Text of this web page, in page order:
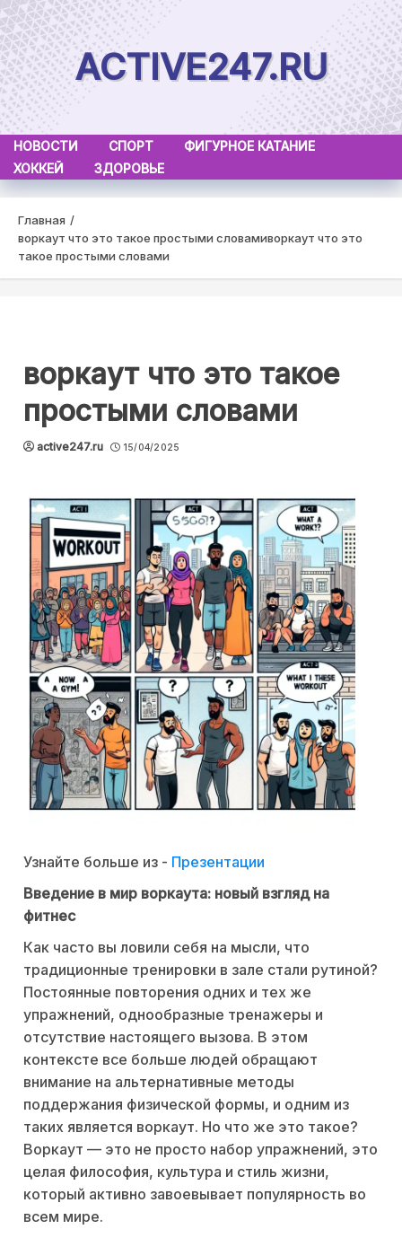
Skip
to
content
ACTIVE247.RU
НОВОСТИ СПОРТ
ФИГУРНОЕ КАТАНИЕ
ХОККЕЙ
ЗДОРОВЬЕ
Главная
воркаут что это такое простыми словамиворкаут что это
такое простыми словами
воркаут что это такое
простыми словами
active247.ru 15/04/2025
Узнайте больше из - Презентации
Введение в мир воркаута: новый взгляд на
фитнес
Как часто вы ловили себя на мысли, что
традиционные тренировки в зале стали рутиной?
Постоянные повторения одних и тех же
упражнений, однообразные тренажеры и
отсутствие настоящего вызова. В этом
контексте все больше людей обращают
внимание на альтернативные методы
поддержания физической формы, и одним из
таких является воркаут. Но что же это такое?
Воркаут — это не просто набор упражнений, это
целая философия, культура и стиль жизни,
который активно завоевывает популярность во
всем мире.